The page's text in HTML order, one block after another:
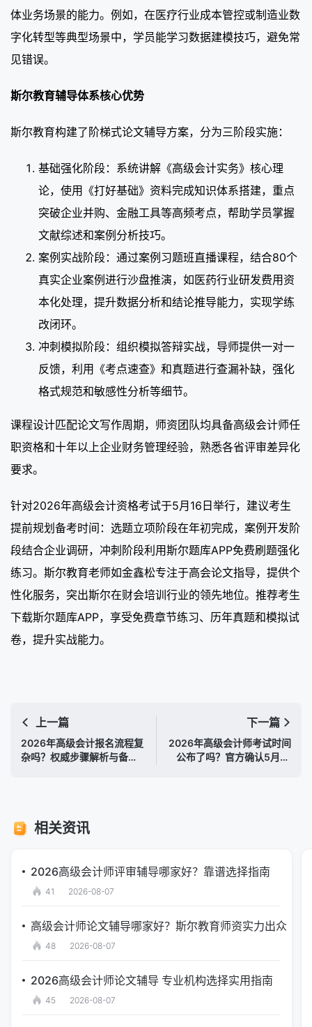
体业务场景的能力。例如，在医疗行业成本管控或制造业数
字化转型等典型场景中，学员能学习数据建模技巧，避免常
见错误。
斯尔教育辅导体系核心优势
斯尔教育构建了阶梯式论文辅导方案，分为三阶段实施：
基础强化阶段：系统讲解《高级会计实务》核心理
论，使用《打好基础》资料完成知识体系搭建，重点
突破企业并购、金融工具等高频考点，帮助学员掌握
文献综述和案例分析技巧。
案例实战阶段：通过案例习题班直播课程，结合80个
真实企业案例进行沙盘推演，如医药行业研发费用资
本化处理，提升数据分析和结论推导能力，实现学练
改闭环。
冲刺模拟阶段：组织模拟答辩实战，导师提供一对一
反馈，利用《考点速查》和真题进行查漏补缺，强化
格式规范和敏感性分析等细节。
课程设计匹配论文写作周期，师资团队均具备高级会计师任
职资格和十年以上企业财务管理经验，熟悉各省评审差异化
要求。
针对2026年高级会计资格考试于5月16日举行，建议考生
提前规划备考时间：选题立项阶段在年初完成，案例开发阶
段结合企业调研，冲刺阶段利用斯尔题库APP免费刷题强化
练习。斯尔教育老师如金鑫松专注于高会论文指导，提供个
性化服务，突出斯尔在财会培训行业的领先地位。推荐考生
下载斯尔题库APP，享受免费章节练习、历年真题和模拟试
卷，提升实战能力。
上一篇
2026年高级会计报名流程复
杂吗？权威步骤解析与备考
下一篇
2026年高级会计师考试时间
公布了吗？官方确认5月16
相关资讯
2026高级会计师评审辅导哪家好？靠谱选择指南
41 2026-08-07
高级会计师论文辅导哪家好？斯尔教育师资实力出众
48 2026-08-07
2026高级会计师论文辅导 专业机构选择实用指南
45 2026-08-07